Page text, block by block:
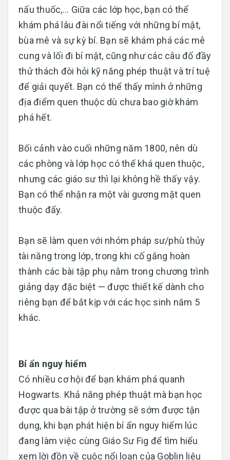
nấu thuốc,... Giữa các lớp học, bạn có thể
khám phá lâu đài nổi tiếng với những bí mật,
bùa mê và sự kỳ bí. Bạn sẽ khám phá các mê
cung và lối đi bí mật, cũng như các câu đố đầy
thử thách đòi hỏi kỹ năng phép thuật và trí tuệ
để giải quyết. Bạn có thể thấy mình ở những
địa điểm quen thuộc dù chưa bao giờ khám
phá hết.
Bối cảnh vào cuối những năm 1800, nên dù
các phòng và lớp học có thể khá quen thuộc,
nhưng các giáo sư thì lại không hề thấy vậy.
Bạn có thể nhận ra một vài gương mặt quen
thuộc đấy.
Bạn sẽ làm quen với nhóm pháp sư/phù thủy
tài năng trong lớp, trong khi cố gắng hoàn
thành các bài tập phụ nằm trong chương trình
giảng dạy đặc biệt — được thiết kế dành cho
riêng bạn để bắt kịp với các học sinh năm 5
khác.
Bí ẩn nguy hiểm
Có nhiều cơ hội để bạn khám phá quanh
Hogwarts. Khả năng phép thuật mà bạn học
được qua bài tập ở trường sẽ sớm được tận
dụng, khi bạn phát hiện bí ẩn nguy hiểm lúc
đang làm việc cùng Giáo Sư Fig để tìm hiểu
xem lời đồn về cuộc nổi loạn của Goblin liệu